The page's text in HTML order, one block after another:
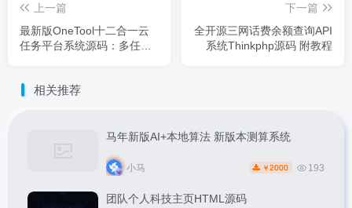
上一篇
最新版OneTool十二合一云
任务平台系统源码：多任务
下一篇
全开源三网话费余额查询API
系统Thinkphp源码 附教程
相关推荐
马年新版AI+本地算法 新版本测算系统
小马 ￥ 2000 193
团队个人科技主页HTML源码